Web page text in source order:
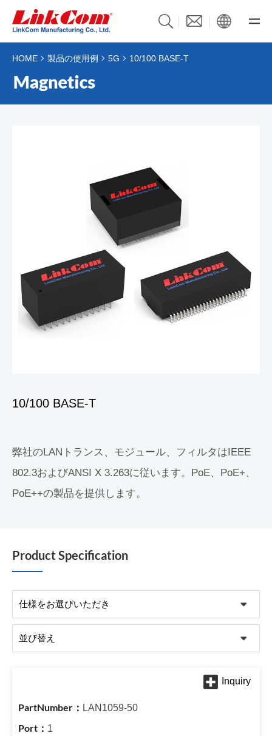
HOME 製品の使用例 5G 10/100 BASE-T
10/100 BASE-T
弊社のLANトランス、モジュール、フィルタはIEEE
802.3およびANSI X 3.263に従います。PoE、PoE+、
PoE++の製品を提供します。
Product Specification
LAN1059-50
1